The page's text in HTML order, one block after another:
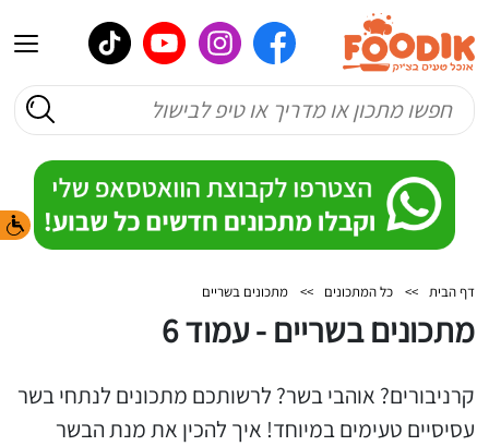
דף הבית >> כל המתכונים >> מתכונים בשריים
מתכונים בשריים - עמוד 6
קרניבורים? אוהבי בשר? לרשותכם מתכונים לנתחי בשר
עסיסיים טעימים במיוחד! איך להכין את מנת הבשר